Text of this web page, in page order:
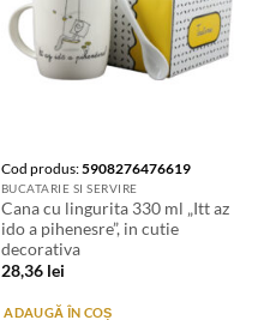
Cod produs:5908276476619
BUCATARIE SI SERVIRE
Cana cu lingurita 330 ml „Itt az
ido a pihenesre”, in cutie
decorativa
28,36 lei
ADAUGĂ ÎN COȘ